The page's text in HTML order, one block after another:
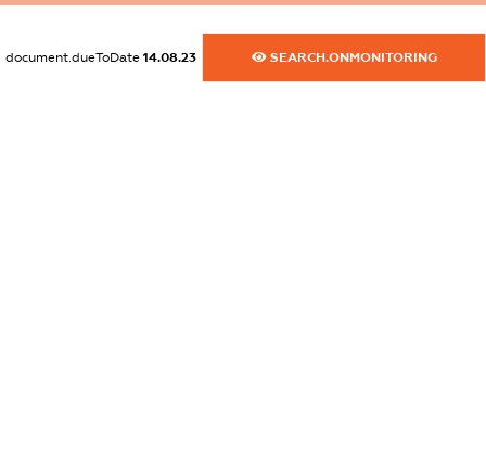
dossier.commercial_info.phone
XXXXXXXXXX
dossier.commercial_info.fax
document.dueToDate 14.08.23 SEARCH.ONMONITORING